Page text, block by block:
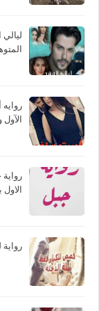
الآول
رواية